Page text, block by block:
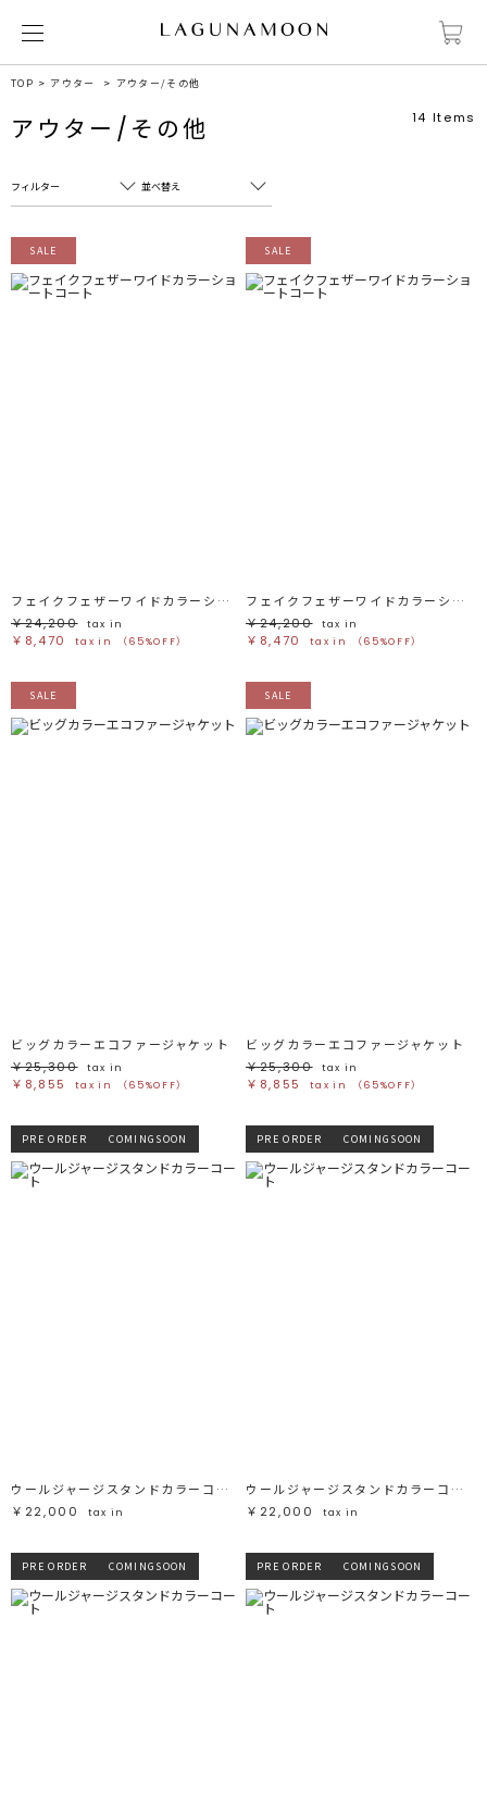
TOP アウター アウター/その他
アウター/その他 14 Items
フィルター
フリーワード
CLOSE
レッド レッド
ピンク ピンク
ミックス ミックス
この条件で絞り込む
並べ替え
売れ筋順
新着順
SALE
フェイクフェザーワイドカラーショートコート
￥24,200
tax in
￥8,470 tax in （65%OFF）
SALE
フェイクフェザーワイドカラーショートコート
￥24,200
tax in
￥8,470 tax in （65%OFF）
SALE
ビッグカラーエコファージャケット
￥25,300
tax in
￥8,855 tax in （65%OFF）
SALE
ビッグカラーエコファージャケット
￥25,300
tax in
￥8,855 tax in （65%OFF）
PRE ORDER COMINGSOON
ウールジャージスタンドカラーコート
￥22,000
tax in
PRE ORDER COMINGSOON
ウールジャージスタンドカラーコート
￥22,000
tax in
PRE ORDER COMINGSOON PRE ORDER COMINGSOON